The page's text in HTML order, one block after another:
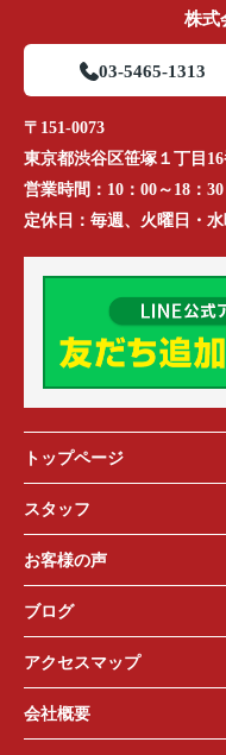
株式
03-5465-1313
〒151-0073
東京都渋谷区笹塚１丁目
営業時間： 10：00～18：30
定休日： 毎週、火曜日・水
トップページ
スタッフ
お客様の声
ブログ
アクセスマップ
会社概要